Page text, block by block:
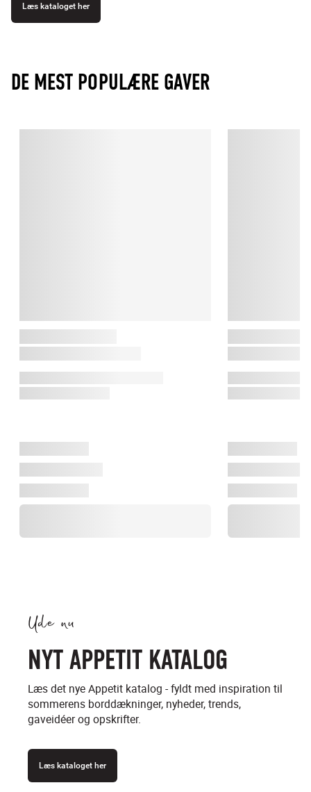
Læs kataloget her
DE MEST POPULÆRE GAVER
Ude nu
NYT APPETIT KATALOG
Læs det nye Appetit katalog - fyldt med inspiration til
sommerens borddækninger, nyheder, trends,
gaveidéer og opskrifter.
Læs kataloget her